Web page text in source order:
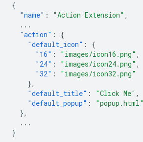
{
"name" : "Action Extension" ,
...
"action" :
{
"default_icon" : {
"16" : "images/icon16.png" ,
"24" : "images/icon24.png" ,
"32" : "images/icon32.png"
},
"default_title" : "Click Me" ,
"default_popup" : "popup.html"
},
...
}